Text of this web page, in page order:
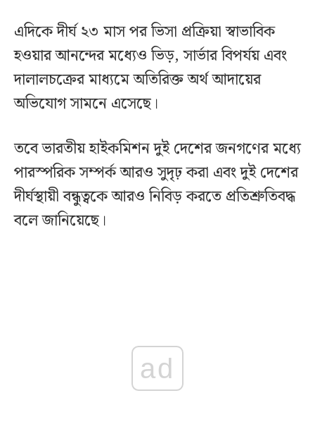
এদিকে দীর্ঘ ২৩ মাস পর ভিসা প্রক্রিয়া স্বাভাবিক
হওয়ার আনন্দের মধ্যেও ভিড়, সার্ভার বিপর্যয় এবং
দালালচক্রের মাধ্যমে অতিরিক্ত অর্থ আদায়ের
অভিযোগ সামনে এসেছে।
তবে ভারতীয় হাইকমিশন দুই দেশের জনগণের মধ্যে
পারস্পরিক সম্পর্ক আরও সুদৃঢ় করা এবং দুই দেশের
দীর্ঘস্থায়ী বন্ধুত্বকে আরও নিবিড় করতে প্রতিশ্রুতিবদ্ধ
বলে জানিয়েছে।
ad